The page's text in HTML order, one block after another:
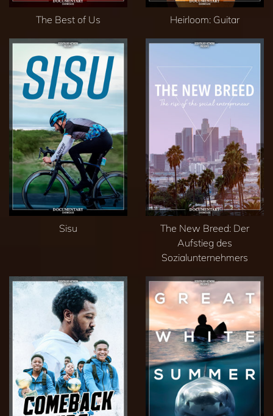
The Best of Us Heirloom: Guitar
Sisu
The New Breed: Der
Aufstieg des
Sozialunternehmers